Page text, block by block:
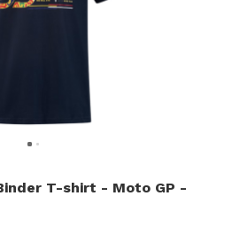
T-shirt - Moto GP -